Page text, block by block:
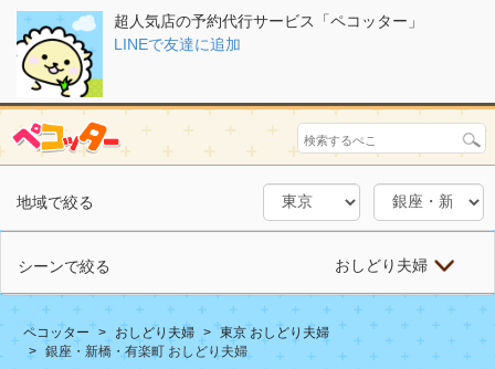
超人気店の予約代行サービス「ペコッター」
LINEで友達に追加
地域で絞る
シーンで絞る おしどり夫婦
ペコッター おしどり夫婦
東京 おしどり夫婦
銀座・新橋・有楽町 おしどり夫婦